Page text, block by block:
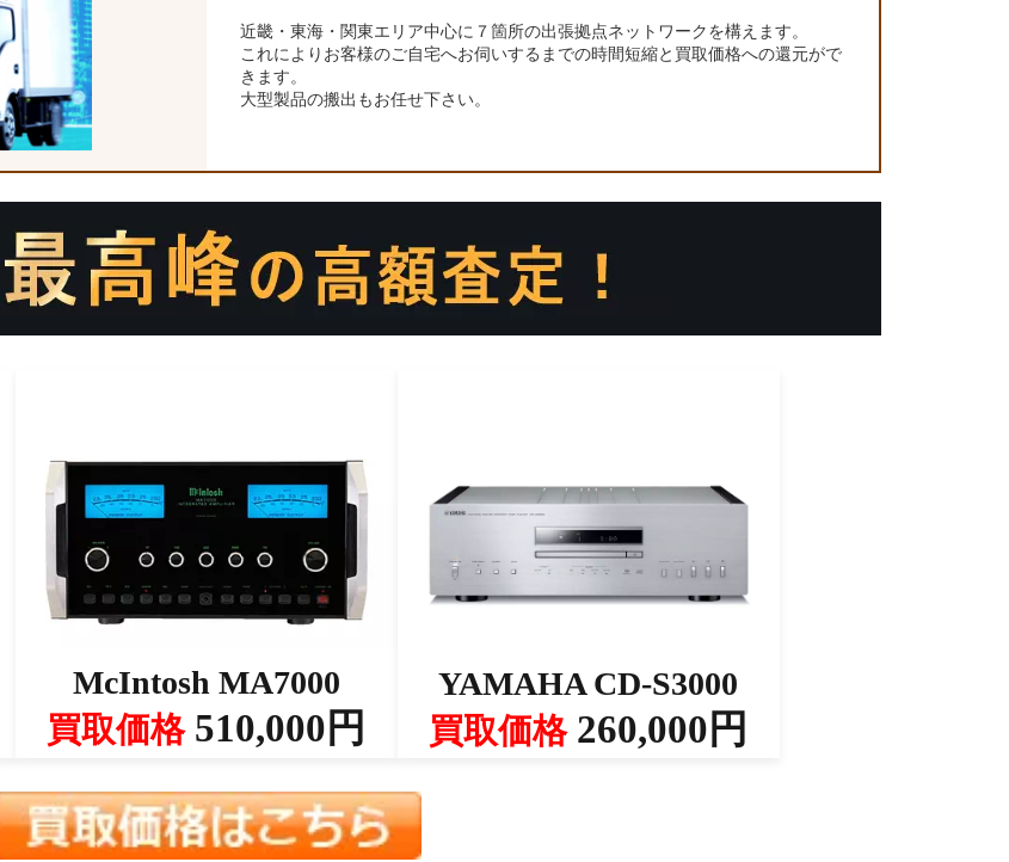
近畿・東海・関東エリア中心に７箇所の出張拠点ネットワークを構えます。
これによりお客様のご自宅へお伺いするまでの時間短縮と買取価格への還元がで
きます。
大型製品の搬出もお任せ下さい。
McIntosh MA7000
買取価格510,000円
YAMAHA CD-S3000
買取価格260,000円